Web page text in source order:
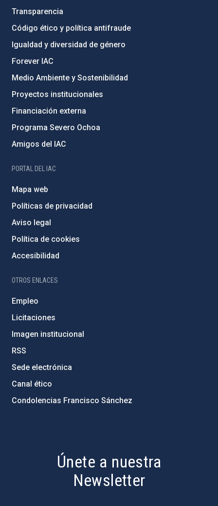
Transparencia
Código ético y política antifraude
Igualdad y diversidad de género
Forever IAC
Medio Ambiente y Sostenibilidad
Proyectos institucionales
Financiación externa
Programa Severo Ochoa
Amigos del IAC
PORTAL DEL IAC
Mapa web
Políticas de privacidad
Aviso legal
Política de cookies
Accesibilidad
OTROS ENLACES
Empleo
Licitaciones
Imagen institucional
RSS
Sede electrónica
Canal ético
Condolencias Francisco Sánchez
Únete a nuestra
Newsletter